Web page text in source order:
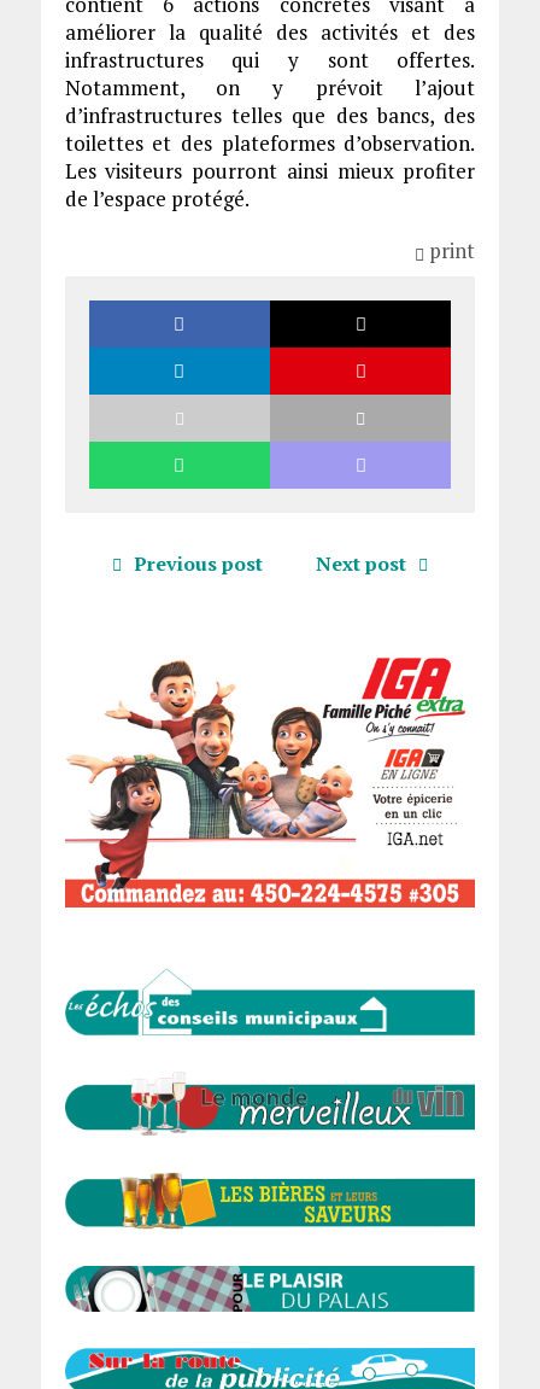
améliorer la qualité des activités et des
infrastructures qui y sont offertes.
Notamment, on y prévoit l’ajout
d’infrastructures telles que des bancs, des
toilettes et des plateformes d’observation.
Les visiteurs pourront ainsi mieux profiter
de l’espace protégé.
print
Previous post Next post